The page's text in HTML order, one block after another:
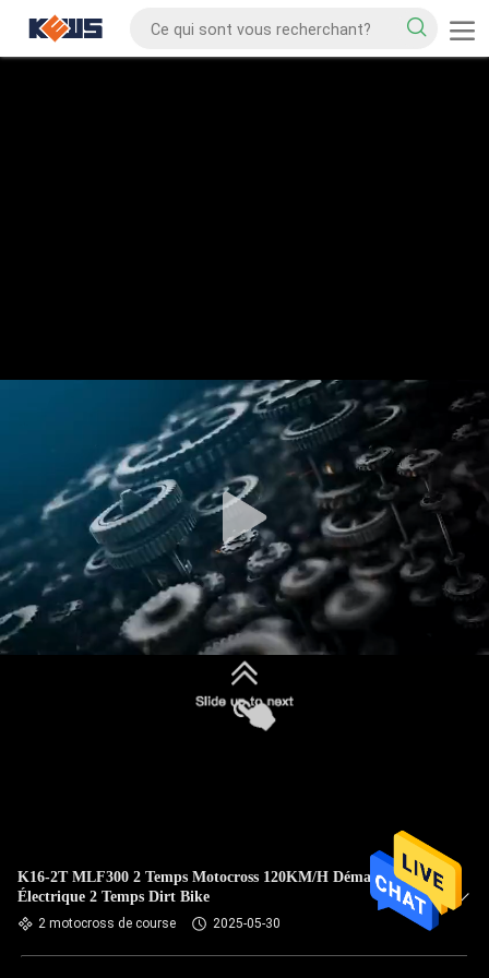
K16-2T MLF300 2 Temps Motocross 120KM/H Démarrage
Électrique 2 Temps Dirt Bike
2 motocross de course 2025-05-30